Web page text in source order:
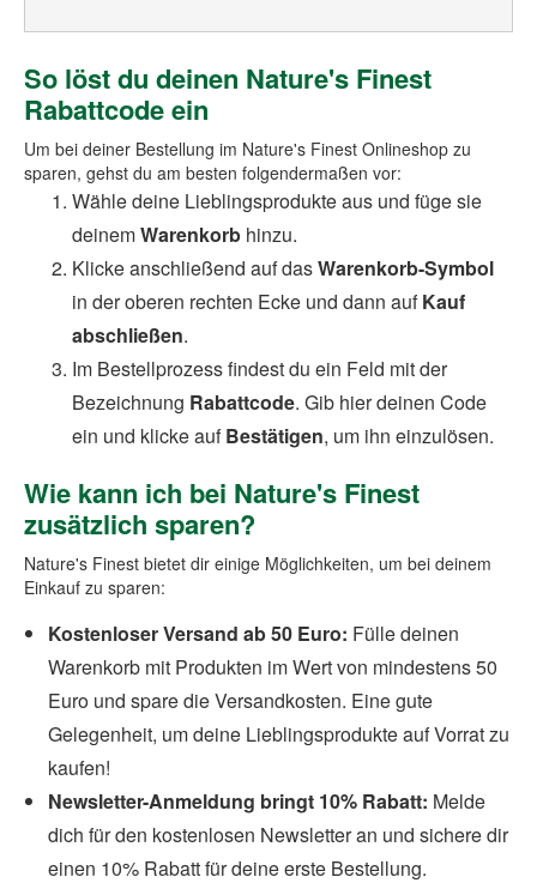
So löst du deinen Nature's Finest
Rabattcode ein
Um bei deiner Bestellung im Nature's Finest Onlineshop zu
sparen, gehst du am besten folgendermaßen vor:
Wähle deine Lieblingsprodukte aus und füge sie
deinemWarenkorb hinzu.
Klicke anschließend auf dasWarenkorb-Symbol
in der oberen rechten Ecke und dann aufKauf
abschließen.
Im Bestellprozess findest du ein Feld mit der
Bezeichnung Rabattcode. Gib hier deinen Code
ein und klicke aufBestätigen, um ihn einzulösen.
Wie kann ich bei Nature's Finest
zusätzlich sparen?
Nature's Finest bietet dir einige Möglichkeiten, um bei deinem
Einkauf zu sparen:
Kostenloser Versand ab 50 Euro: Fülle deinen
Warenkorb mit Produkten im Wert von mindestens 50
Euro und spare die Versandkosten. Eine gute
Gelegenheit, um deine Lieblingsprodukte auf Vorrat zu
kaufen!
Newsletter-Anmeldung bringt 10% Rabatt: Melde
dich für den kostenlosen Newsletter an und sichere dir
einen 10% Rabatt für deine erste Bestellung.